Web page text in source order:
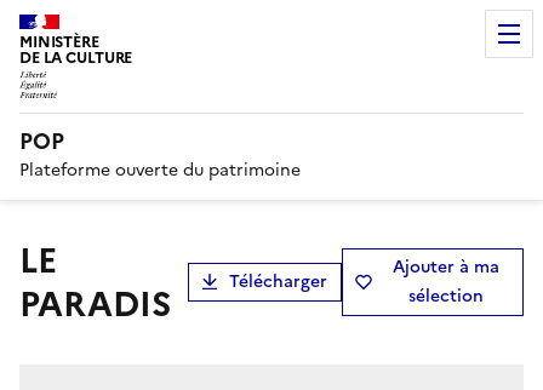
MINISTÈRE
DE LA CULTURE
POP
Plateforme ouverte du patrimoine
LE
PARADIS
Télécharger
Ajouter à ma
sélection